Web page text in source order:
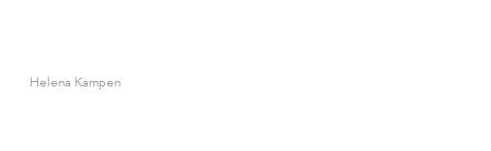
Helena Kampen